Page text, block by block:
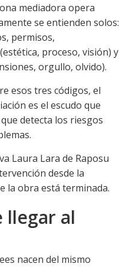
mediadora opera
se entienden solos:
permisos,
proceso, visión) y
orgullo, olvido).
esos tres códigos, el
es el escudo que
detecta los riesgos
Laura Lara de Raposu
desde la
la obra está terminada.
llegar al
nacen del mismo